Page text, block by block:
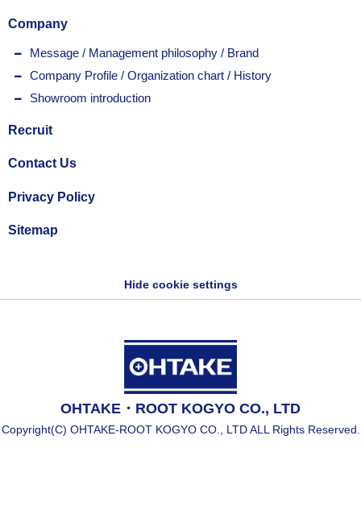
Company
Message / Management philosophy / Brand
Company Profile / Organization chart / History
Showroom introduction
Recruit
Contact Us
Privacy Policy
Sitemap
Hide cookie settings
OHTAKE・ROOT KOGYO CO., LTD
Copyright(C) OHTAKE-ROOT KOGYO CO., LTD ALL Rights Reserved.